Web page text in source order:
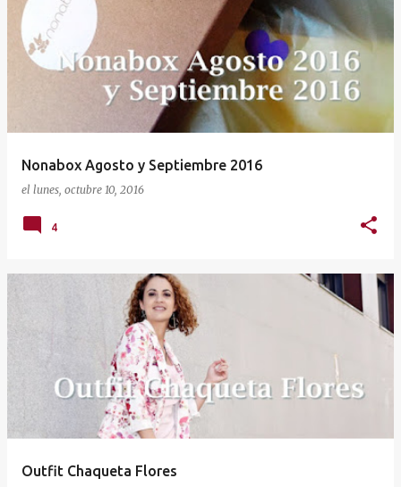
Nonabox Agosto y Septiembre 2016
el lunes, octubre 10, 2016
4
Outfit Chaqueta Flores